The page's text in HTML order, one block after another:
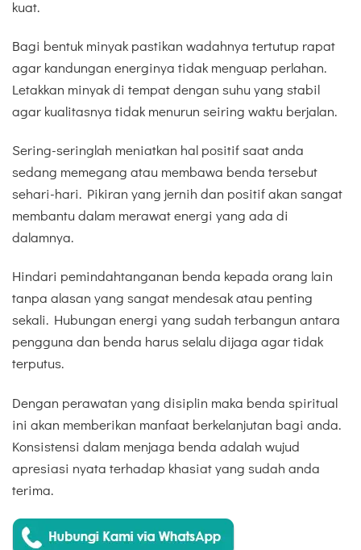
kuat.
Bagi bentuk minyak pastikan wadahnya tertutup rapat
agar kandungan energinya tidak menguap perlahan.
Letakkan minyak di tempat dengan suhu yang stabil
agar kualitasnya tidak menurun seiring waktu berjalan.
Sering-seringlah meniatkan hal positif saat anda
sedang memegang atau membawa benda tersebut
sehari-hari. Pikiran yang jernih dan positif akan sangat
membantu dalam merawat energi yang ada di
dalamnya.
Hindari pemindahtanganan benda kepada orang lain
tanpa alasan yang sangat mendesak atau penting
sekali. Hubungan energi yang sudah terbangun antara
pengguna dan benda harus selalu dijaga agar tidak
terputus.
Dengan perawatan yang disiplin maka benda spiritual
ini akan memberikan manfaat berkelanjutan bagi anda.
Konsistensi dalam menjaga benda adalah wujud
apresiasi nyata terhadap khasiat yang sudah anda
terima.